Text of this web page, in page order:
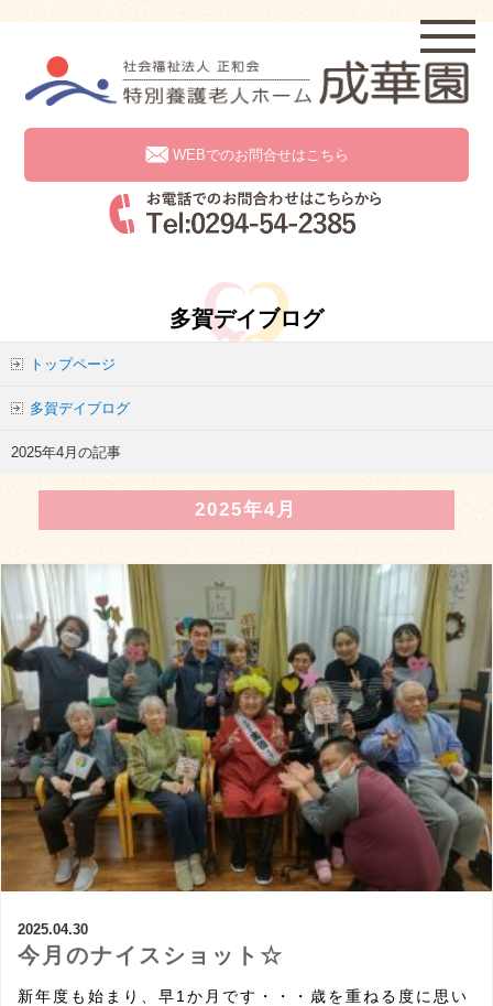
WEBでのお問合せはこちら
多賀デイブログ
トップページ
多賀デイブログ
2025年4月の記事
2025年4月
2025.04.30
今月のナイスショット☆
新年度も始まり、早1か月です・・・歳を重ねる度に思い